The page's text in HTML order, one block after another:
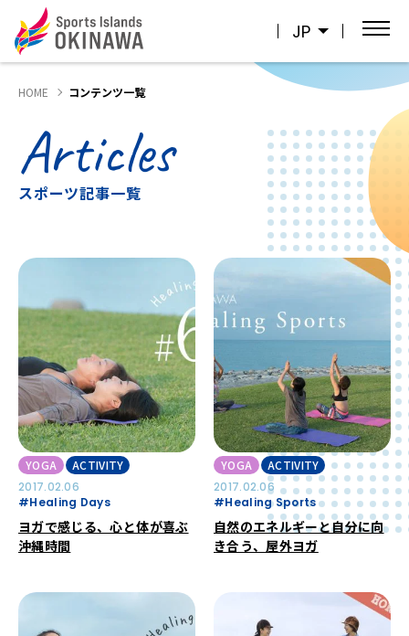
JP
HOME コンテンツ一覧
Articles
スポーツ記事一覧
YOGA
ACTIVITY
2017.02.06
#Healing Days
ヨガで感じる、心と体が喜ぶ
沖縄時間
YOGA
ACTIVITY
2017.02.06
#Healing Sports
自然のエネルギーと自分に向
き合う、屋外ヨガ